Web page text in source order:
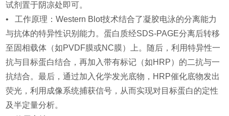
试剂置于阴凉处即可。
• 工作原理：Western Blot技术结合了凝胶电泳的分离能力
与抗体的特异性识别能力。蛋白质经SDS-PAGE分离后转移
至固相载体（如PVDF膜或NC膜）上。随后，利用特异性一
抗与目标蛋白结合，再加入带有标记（如HRP）的二抗与一
抗结合。最后，通过加入化学发光底物，HRP催化底物发出
荧光，利用成像系统捕获信号，从而实现对目标蛋白的定性
及半定量分析。